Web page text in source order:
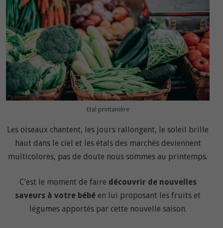
Etal printanière
Les oiseaux chantent, les jours rallongent, le soleil brille
haut dans le ciel et les étals des marchés deviennent
multicolores, pas de doute nous sommes au printemps.
C’est le moment de faire découvrir de nouvelles
saveurs à votre bébé en lui proposant les fruits et
légumes apportés par cette nouvelle saison.